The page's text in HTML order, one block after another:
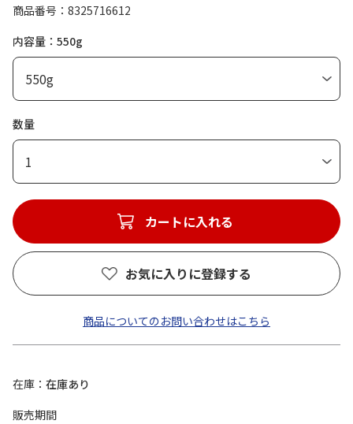
商品番号
8325716612
内容量：550g
数量
1
カートに入れる
お気に入りに登録する
商品についてのお問い合わせはこちら
在庫
在庫あり
販売期間